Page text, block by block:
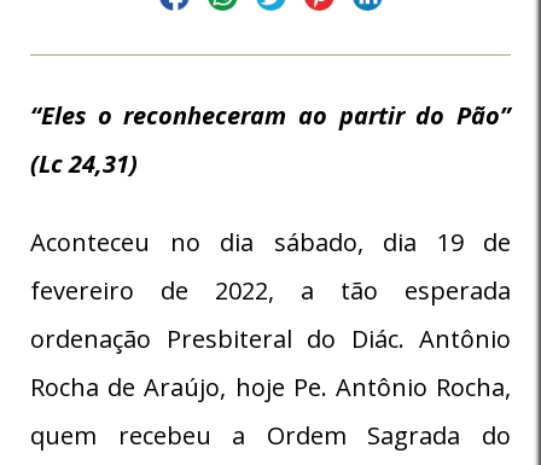
“Eles o reconheceram ao partir do Pão”
(Lc 24,31)
Aconteceu no dia sábado, dia 19 de
fevereiro de 2022, a tão esperada
ordenação Presbiteral do Diác. Antônio
Rocha de Araújo, hoje Pe. Antônio Rocha,
quem recebeu a Ordem Sagrada do